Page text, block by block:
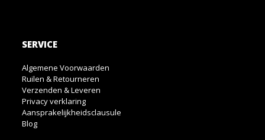
SERVICE
Algemene Voorwaarden
Ruilen & Retourneren
Verzenden & Leveren
Privacy verklaring
Aansprakelijkheidsclausule
Blog